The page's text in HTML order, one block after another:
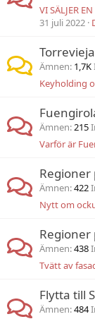
VI SÄLJER
31 juli 2022
Torrevieja
Ämnen 1,7K
Keyholding
Ämnen 215
Varför är
Regioner
Ämnen 422
Nytt om
Regioner
Ämnen 438
Tvätt av
Flytta till
Ämnen 484